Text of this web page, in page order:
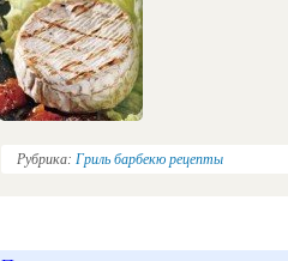
Рубрика: Гриль барбекю рецепты